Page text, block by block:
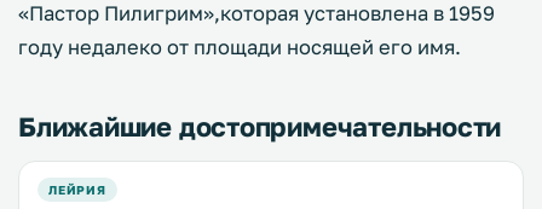
«Пастор Пилигрим»,которая установлена в 1959
году недалеко от площади носящей его имя.
Ближайшие достопримечательности
ЛЕЙРИЯ